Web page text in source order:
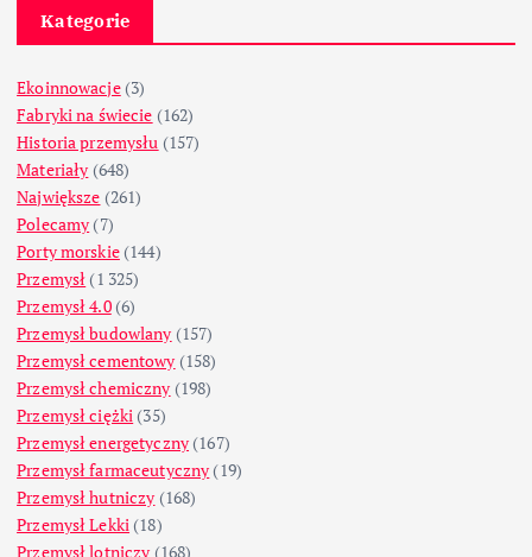
Kategorie
Ekoinnowacje(3)
Fabryki na świecie (162)
Historia przemysłu (157)
Materiały (648)
Największe (261)
Polecamy (7)
Porty morskie(144)
Przemysł (1 325)
Przemysł 4.0(6)
Przemysł budowlany (157)
Przemysł cementowy (158)
Przemysł chemiczny (198)
Przemysł ciężki (35)
Przemysł energetyczny (167)
Przemysł farmaceutyczny (19)
Przemysł hutniczy (168)
Przemysł Lekki (18)
Przemysł lotniczy (168)